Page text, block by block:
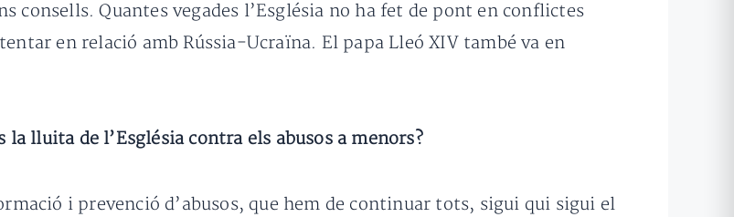
consells. Quantes vegades l’Església no ha fet de pont en conflictes
en relació amb Rússia-Ucraïna. El papa Lleó XIV també va en
lluita de l’Església contra els abusos a menors?
i prevenció d’abusos, que hem de continuar tots, sigui qui sigui el